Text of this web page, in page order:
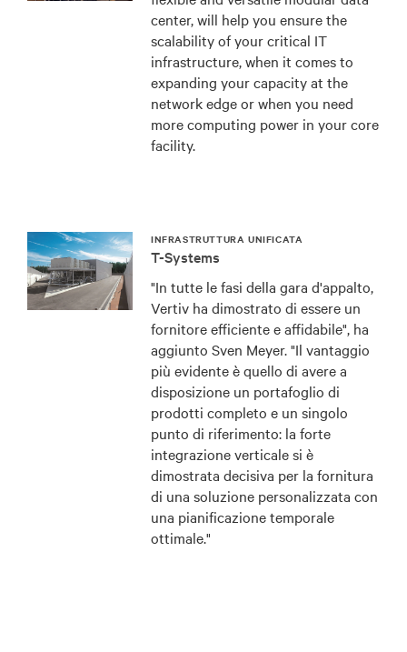
center, will help you ensure the
scalability of your critical IT
infrastructure, when it comes to
expanding your capacity at the
network edge or when you need
more computing power in your core
facility.
INFRASTRUTTURA UNIFICATA
T-Systems
"In tutte le fasi della gara d'appalto,
Vertiv ha dimostrato di essere un
fornitore efficiente e affidabile", ha
aggiunto Sven Meyer. "Il vantaggio
più evidente è quello di avere a
disposizione un portafoglio di
prodotti completo e un singolo
punto di riferimento: la forte
integrazione verticale si è
dimostrata decisiva per la fornitura
di una soluzione personalizzata con
una pianificazione temporale
ottimale."